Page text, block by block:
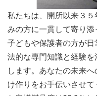
私たちは、開所以来３
みの方に一貫して寄り添
子どもや保護者の方が日
法的な専門知識と経験
します。あなたの未来
け作りをお手伝いさせて